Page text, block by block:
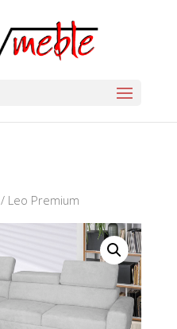
/ Leo Premium